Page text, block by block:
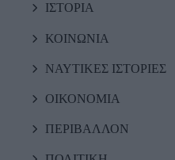
ΙΣΤΟΡΙΑ
ΚΟΙΝΩΝΙΑ
ΝΑΥΤΙΚΕΣ ΙΣΤΟΡΙΕΣ
ΟΙΚΟΝΟΜΙΑ
ΠΕΡΙΒΑΛΛΟΝ